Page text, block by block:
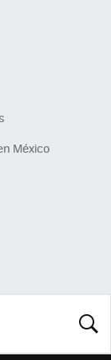
México